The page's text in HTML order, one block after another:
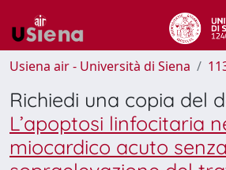
Usiena air - Università di Siena
Richiedi una copia del
L’apoptosi linfocitaria
miocardico acuto senza